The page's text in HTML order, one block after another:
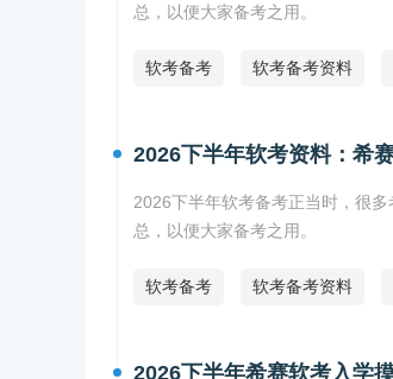
总，以便大家备考之用。
软考备考 软考备考资料
2026下半年软考资料：希
2026下半年软考备考正当时，很
总，以便大家备考之用。
软考备考 软考备考资料
2026下半年希赛软考入学